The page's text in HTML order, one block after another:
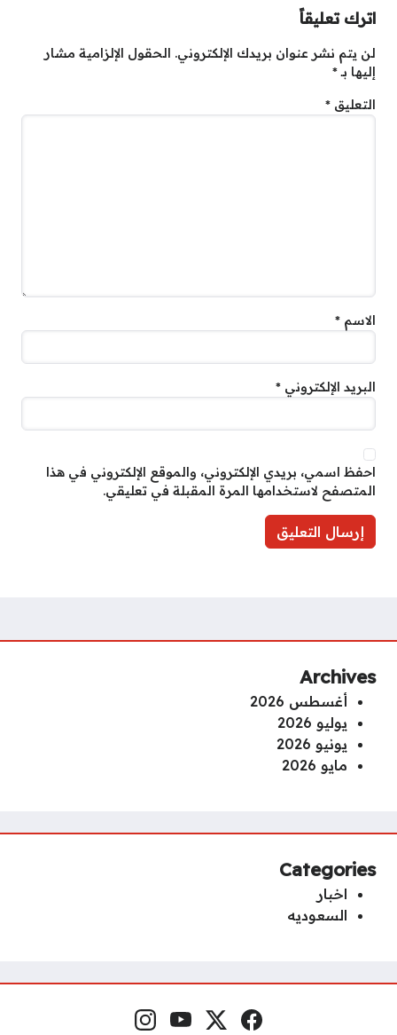
اترك تعليقاً
لن يتم نشر عنوان بريدك الإلكتروني. الحقول الإلزامية مشار
إليها بـ*
التعليق *
الاسم *
البريد الإلكتروني *
احفظ اسمي، بريدي الإلكتروني، والموقع الإلكتروني في هذا
المتصفح لاستخدامها المرة المقبلة في تعليقي.
Archives
أغسطس 2026
يوليو 2026
يونيو 2026
مايو 2026
Categories
اخبار
السعوديه
مواقع التواصل فيسبوكمنصة إكس
يوتيوبإنستغرام